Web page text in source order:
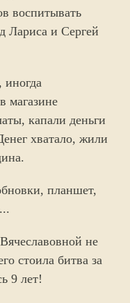
воспитывать
Лариса и Сергей
магазине
капали деньги
хватало, жили
планшет,
не
стоила битва за
9 лет!